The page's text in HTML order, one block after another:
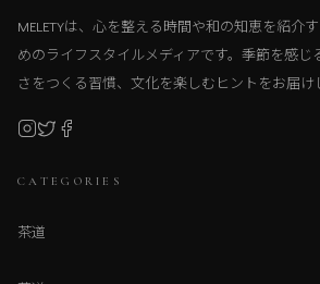
MELETYは、心を整える時間や和の知恵を紹介
めのライフスタイルメディアです。季節を感じ
さをつくる習慣、文化を楽しむヒントをお届け
CATEGORIES
茶道